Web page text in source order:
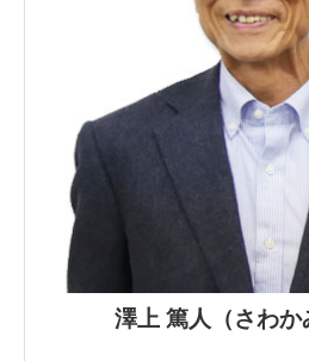
澤上 篤人（さわか